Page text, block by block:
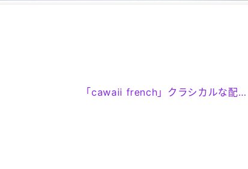
「cawaii french」クラシカルな配色のフェルトハット【ベージュ】